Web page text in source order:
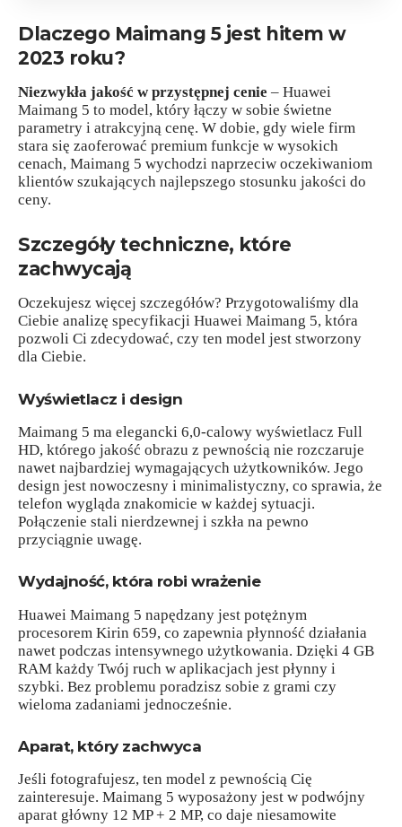
Dlaczego Maimang 5 jest hitem w
2023 roku?
Niezwykła jakość w przystępnej cenie – Huawei
Maimang 5 to model, który łączy w sobie świetne
parametry i atrakcyjną cenę. W dobie, gdy wiele firm
stara się zaoferować premium funkcje w wysokich
cenach, Maimang 5 wychodzi naprzeciw oczekiwaniom
klientów szukających najlepszego stosunku jakości do
ceny.
Szczegóły techniczne, które
zachwycają
Oczekujesz więcej szczegółów? Przygotowaliśmy dla
Ciebie analizę specyfikacji Huawei Maimang 5, która
pozwoli Ci zdecydować, czy ten model jest stworzony
dla Ciebie.
Wyświetlacz i design
Maimang 5 ma elegancki 6,0-calowy wyświetlacz Full
HD, którego jakość obrazu z pewnością nie rozczaruje
nawet najbardziej wymagających użytkowników. Jego
design jest nowoczesny i minimalistyczny, co sprawia, że
telefon wygląda znakomicie w każdej sytuacji.
Połączenie stali nierdzewnej i szkła na pewno
przyciągnie uwagę.
Wydajność, która robi wrażenie
Huawei Maimang 5 napędzany jest potężnym
procesorem Kirin 659, co zapewnia płynność działania
nawet podczas intensywnego użytkowania. Dzięki 4 GB
RAM każdy Twój ruch w aplikacjach jest płynny i
szybki. Bez problemu poradzisz sobie z grami czy
wieloma zadaniami jednocześnie.
Aparat, który zachwyca
Jeśli fotografujesz, ten model z pewnością Cię
zainteresuje. Maimang 5 wyposażony jest w podwójny
aparat główny 12 MP + 2 MP, co daje niesamowite